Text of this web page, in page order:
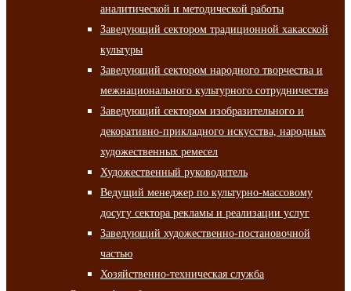
аналитической и методической работы
Заведующий сектором традиционной хакасской
культуры
Заведующий сектором народного творчества и
межнационального культурного сотрудничества
Заведующий сектором изобразительного и
декоративно-прикладного искусства, народных
художественных ремесел
Художественный руководитель
Ведущий менеджер по культурно-массовому
досугу сектора рекламы и реализации услуг
Заведующий художественно-постановочной
частью
Хозяйственно-техническая служба